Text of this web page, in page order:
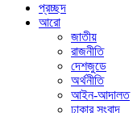
প্রচ্ছদ
আরো
জাতীয়
রাজনীতি
দেশজুডে
অর্থনীতি
আইন-আদালত
ঢাকার সংবাদ